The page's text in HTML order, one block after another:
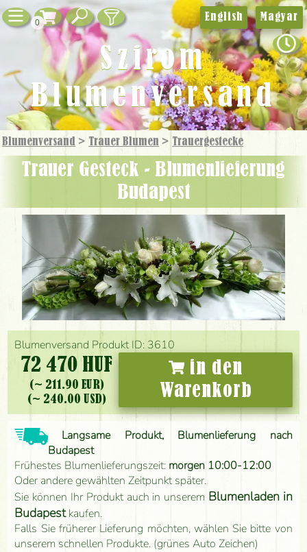
0
Blumenversand > Trauer Blumen > Trauer­gestecke
Trauer Gesteck - Blumenlieferung
Budapest
Blumenversand Produkt ID: 3610
72 470 HUF
(~ 211.90 EUR)
(~ 240.00 USD)
in den
Warenkorb
Langsame Produkt, Blumenlieferung nach
Budapest
Frühestes Blumenlieferungszeit: morgen 10:00-12:00
Oder andere gewählten Zeitpunkt später.
Sie können Ihr Produkt auch in unserem Blumenladen in
Budapestkaufen.
Falls Sie früherer Lieferung möchten, wählen Sie bitte von
unserem schnellen Produkte. (grünes Auto Zeichen)
English Magyar
Szirom
Blumenversand